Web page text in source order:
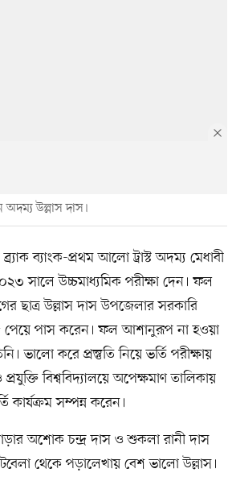
অদম্য উল্লাস দাস।
ব্যাংক-প্রথম আলো ট্রাস্ট অদম্য মেধাবী
সালে উচ্চমাধ্যমিক পরীক্ষা দেন। ফল
ছাত্র উল্লাস দাস উপজেলার সরকারি
পেয়ে পাস করেন। ফল আশানুরূপ না হওয়া
ভালো করে প্রস্তুতি নিয়ে ভর্তি পরীক্ষায়
বিশ্ববিদ্যালয়ে অপেক্ষমাণ তালিকায়
কার্যক্রম সম্পন্ন করেন।
অশোক চন্দ্র দাস ও শুকলা রানী দাস
থেকে পড়ালেখায় বেশ ভালো উল্লাস।